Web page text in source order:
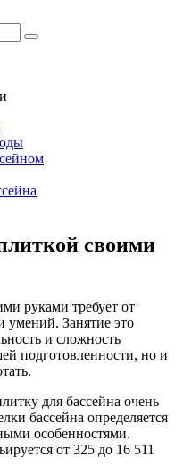
своими
руками требует от
умений. Занятие это
и сложность
подготовленности, но и
для бассейна очень
бассейна определяется
особенностями.
от 325 до 16 511